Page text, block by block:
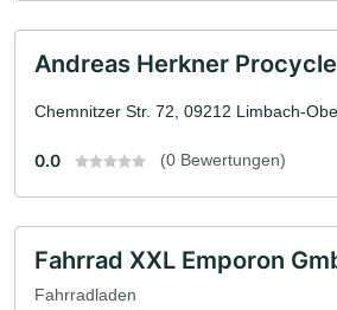
Andreas Herkner
Chemnitzer Str. 72, 09212 Limbach-
0.0 (0 Bewertungen)
Fahrrad XXL Emporon
Fahrradladen